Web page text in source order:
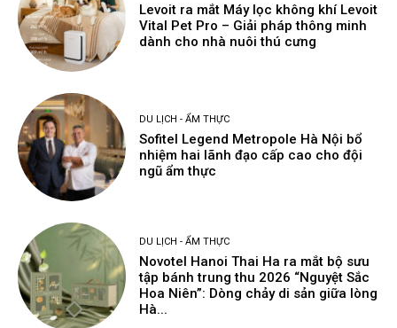
Levoit ra mắt Máy lọc không khí Levoit
Vital Pet Pro – Giải pháp thông minh
dành cho nhà nuôi thú cưng
DU LỊCH - ẨM THỰC
Sofitel Legend Metropole Hà Nội bổ
nhiệm hai lãnh đạo cấp cao cho đội
ngũ ẩm thực
DU LỊCH - ẨM THỰC
Novotel Hanoi Thai Ha ra mắt bộ sưu
tập bánh trung thu 2026 “Nguyệt Sắc
Hoa Niên”: Dòng chảy di sản giữa lòng
Hà...